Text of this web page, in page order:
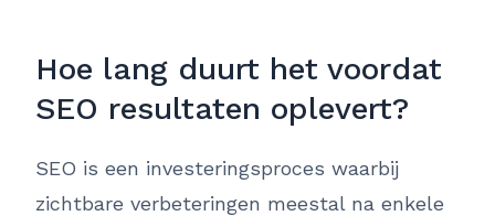
Hoe lang duurt het voordat
SEO resultaten oplevert?
SEO is een investeringsproces waarbij
zichtbare verbeteringen meestal na enkele